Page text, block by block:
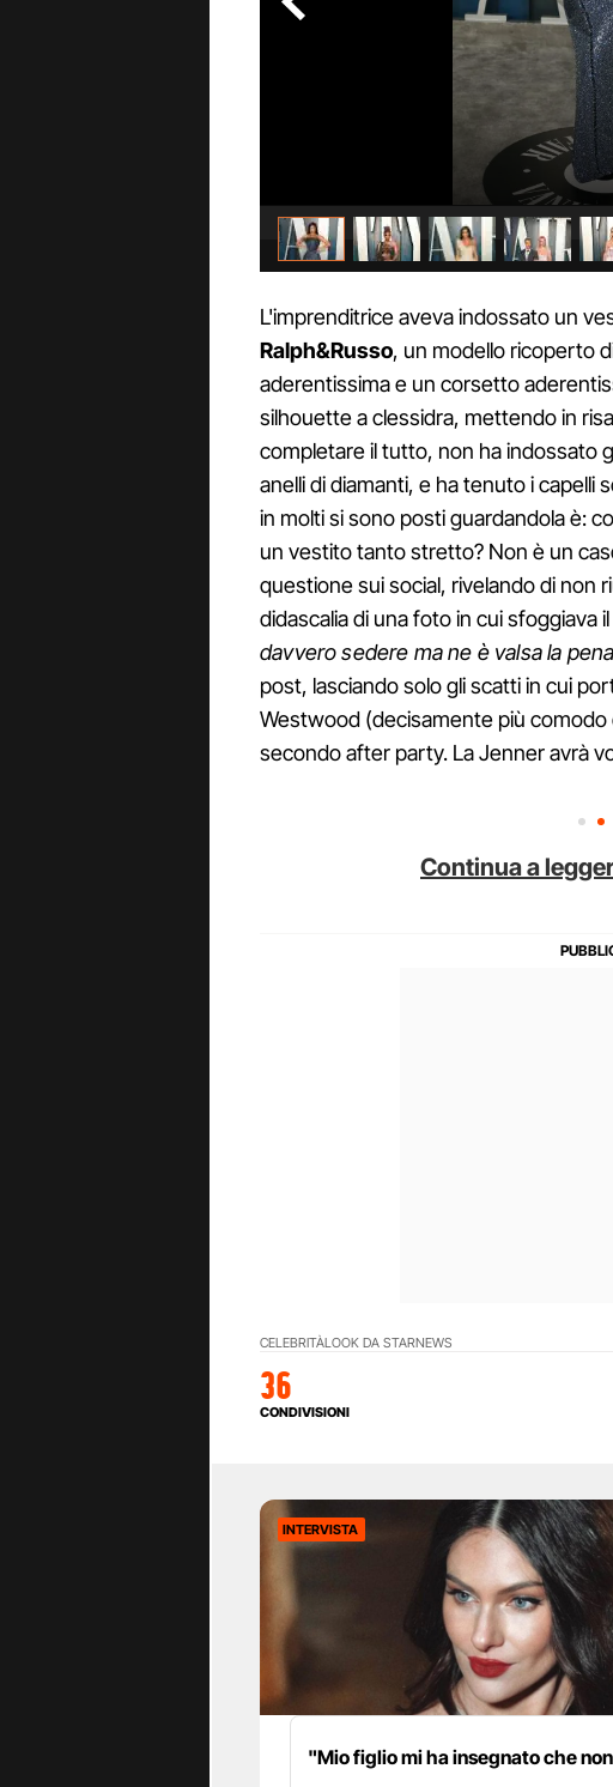
L'imprenditrice aveva indossato un
Ralph&Russo, un modello ricoperto
aderentissima e un corsetto
silhouette a clessidra, mettendo in
completare il tutto, non ha indossato
anelli di diamanti, e ha tenuto i capelli
in molti si sono posti guardandola è:
un vestito tanto stretto? Non è un
questione sui social, rivelando di non
didascalia di una foto in cui sfoggiava
davvero sedere ma ne è valsa la pena
post, lasciando solo gli scatti in cui
Westwood (decisamente più
secondo after party. La Jenner avrà
Continua a
CELEBRITÀLOOK DA STARNEWS
36
CONDIVISIONI
INTERVISTA
"Mio figlio mi ha insegnato che